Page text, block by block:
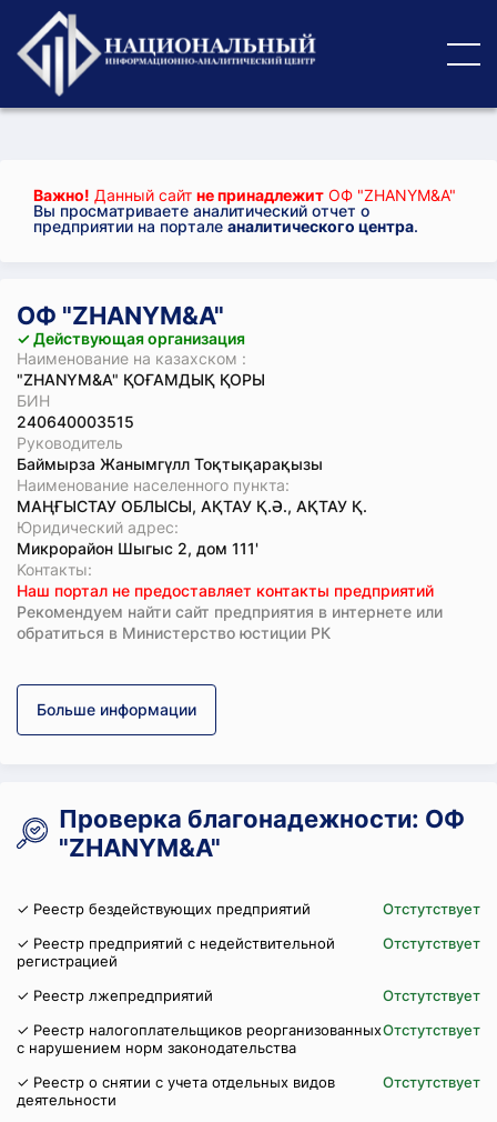
Важно! Данный сайт не принадлежит ОФ "ZHANYM&A"
Вы просматриваете аналитический отчет о
предприятии на портале аналитического центра.
ОФ "ZHANYM&A"
✓ Действующая организация
Наименование на казахском :
"ZHANYM&A" ҚОҒАМДЫҚ ҚОРЫ
БИН
240640003515
Руководитель
Баймырза Жанымгүлл Тоқтықарақызы
Наименование населенного пункта:
МАҢҒЫСТАУ ОБЛЫСЫ, АҚТАУ Қ.Ә., АҚТАУ Қ.
Юридический адрес:
Микрорайон Шыгыс 2, дом 111'
Koнтaкты:
Наш портал не предоставляет контакты предприятий
Рекомендуем найти сайт предприятия в интернете или
обратиться в Министерство юстиции РК
Больше информации
Проверка благонадежности: ОФ
"ZHANYM&A"
✓ Реестр бездействующих предприятий
Отстутствует
✓ Реестр предприятий с недействительной
регистрацией
Отстутствует
✓ Реестр лжепредприятий
Отстутствует
✓ Реестр налогоплательщиков реорганизованных
с нарушением норм законодательства
Отстутствует
✓ Реестр о снятии с учета отдельных видов
деятельности
Отстутствует